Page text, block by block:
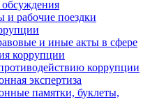
рабочие поездки
и иные акты в сфере
коррупции
коррупции
экспертиза
памятки, буклеты,